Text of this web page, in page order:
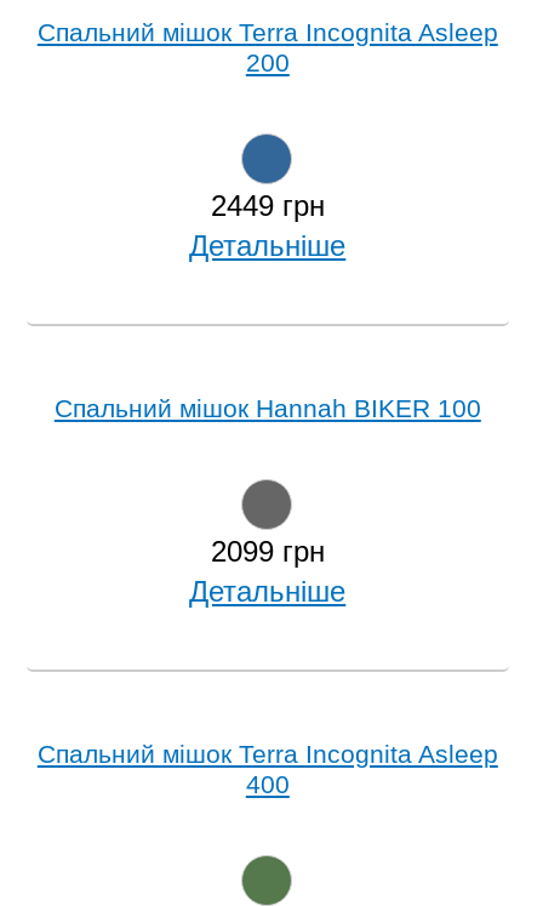
Спальний мішок Terra Incognita Asleep
200
2449 грн
Детальніше
Спальний мішок Hannah BIKER 100
2099 грн
Детальніше
Спальний мішок Terra Incognita Asleep
400